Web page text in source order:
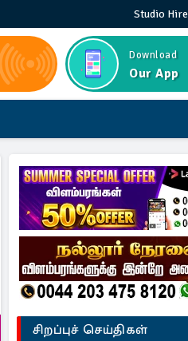
Studio Hire
Download
Our App
சிறப்புச் செய்திகள்